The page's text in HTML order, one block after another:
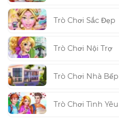
Trò Chơi Sắc Đẹp
Trò Chơi Nội Trợ
Trò Chơi Nhà Bếp
Trò Chơi Tình Yêu